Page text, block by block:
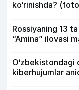
ko‘rinishda?
Rossiyaning 13
“Amina” ilovasi
kiberhujumlar